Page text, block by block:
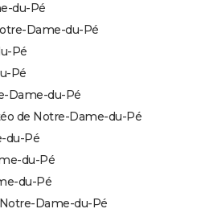
du-Pé
Dame-du-Pé
Pé
Pé
Dame-du-Pé
de Notre-Dame-du-Pé
du-Pé
du-Pé
du-Pé
Dame-du-Pé